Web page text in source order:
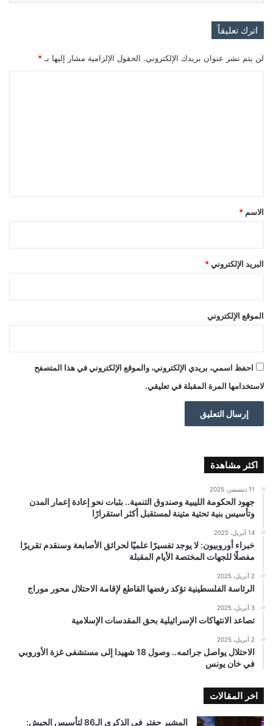
اترك تعليقاً
لن يتم نشر عنوان بريدك الإلكتروني. الحقول الإلزامية مشار إليها بـ *
*
الاسم *
البريد الإلكتروني *
الموقع الإلكتروني
احفظ اسمي، بريدي الإلكتروني، والموقع الإلكتروني في هذا المتصفح
لاستخدامها المرة المقبلة في تعليقي.
اكثر مشاهدة
11 ديسمبر، 2025
جهود الحكومة الليبية وصندوق التنمية.. بثبات نحو إعادة إعمار المدن
وتأسيس بنية تحتية متينة لمستقبل أكثر استقرارًا
14 أبريل، 2025
خبراء أوروبيون: لا يوجد تفسيرًا علميًا لحرائق الأصابعة وسنقدم تقريرًا
مفصلًا للجهات المختصة الأيام المقبلة
2 أبريل، 2025
الرئاسة الفلسطينية تؤكد رفضها القاطع لإقامة الاحتلال محور موراج
3 أبريل، 2025
تصاعد الانتهاكات الإسرائيلية بحق المقدسات الإسلامية
2 أبريل، 2025
الاحتلال يواصل جرائمه.. وصول 18 شهيدا إلى مستشفى غزة الأوروبي
في خان يونس
اخر المقالات
المشير حفتر في الذكرى الـ86 لتأسيس الجيش: